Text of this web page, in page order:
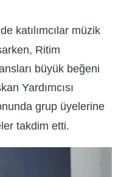
katılımcılar müzik
Ritim
büyük beğeni
Yardımcısı
grup üyelerine
takdim etti.